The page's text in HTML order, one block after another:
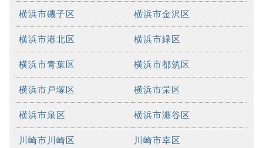
横浜市磯子区 横浜市金沢区
横浜市港北区 横浜市緑区
横浜市青葉区 横浜市都筑区
横浜市戸塚区 横浜市栄区
横浜市泉区 横浜市瀬谷区
川崎市川崎区 川崎市幸区